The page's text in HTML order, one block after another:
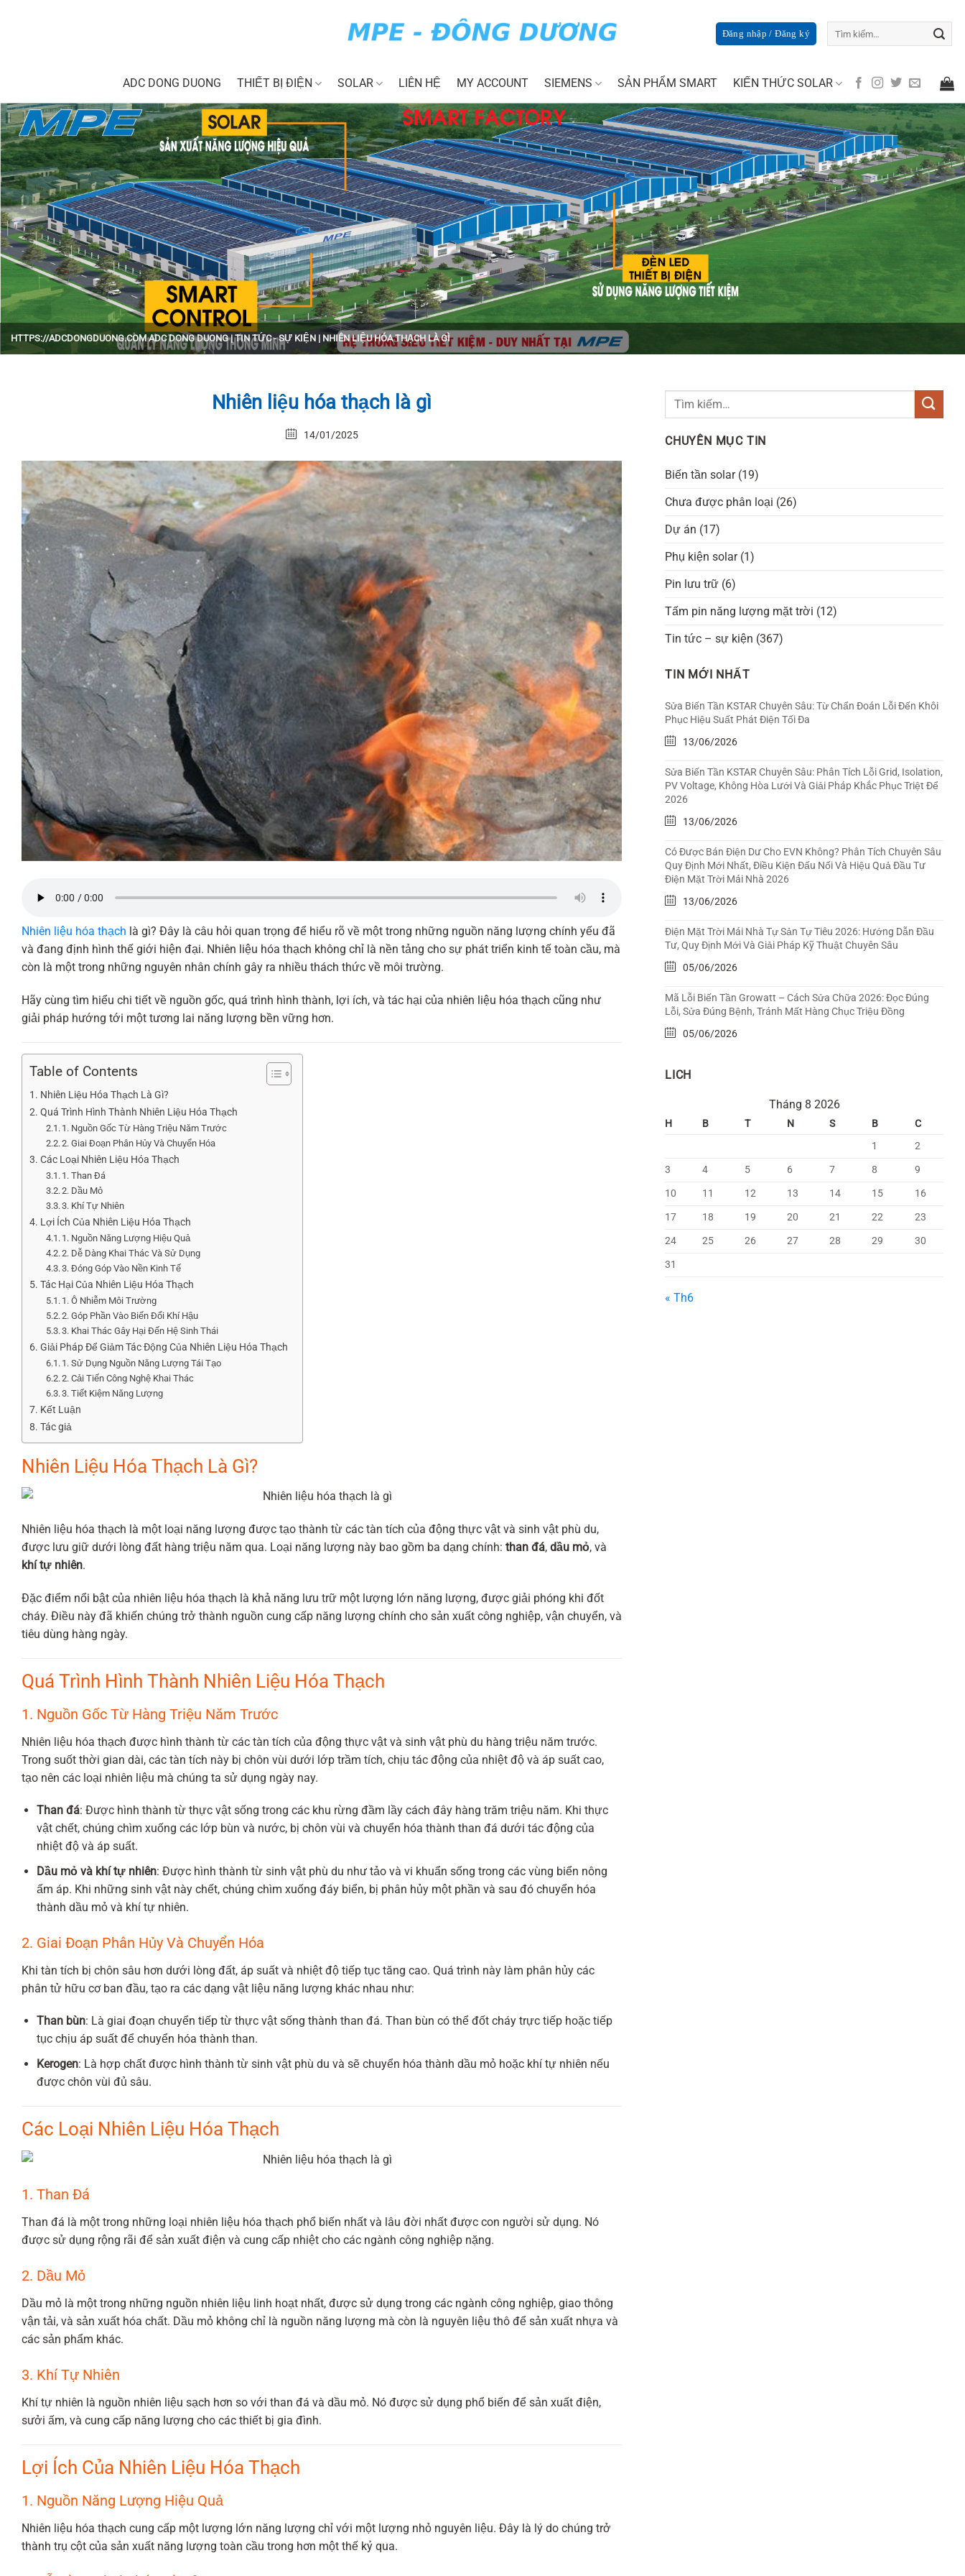
Đăng nhập / Đăng ký
ADC DONG DUONG THIẾT BỊ ĐIỆN SOLAR LIÊN HỆ MY ACCOUNT SIEMENS SẢN PHẨM SMART KIẾN THỨC SOLAR
HTTPS://ADCDONGDUONG.COM ADC DONG DUONG|TIN TỨC - SỰ KIỆN | NHIÊN LIỆU HÓA THẠCH LÀ GÌ
Nhiên liệu hóa thạch là gì
14/01/2025
Nhiên liệu hóa thạch là gì? Đây là câu hỏi quan trọng để hiểu rõ về một trong những nguồn năng lượng chính yếu đã
và đang định hình thế giới hiện đại. Nhiên liệu hóa thạch không chỉ là nền tảng cho sự phát triển kinh tế toàn cầu, mà
còn là một trong những nguyên nhân chính gây ra nhiều thách thức về môi trường.
Hãy cùng tìm hiểu chi tiết về nguồn gốc, quá trình hình thành, lợi ích, và tác hại của nhiên liệu hóa thạch cũng như
giải pháp hướng tới một tương lai năng lượng bền vững hơn.
Table of Contents
Nhiên Liệu Hóa Thạch Là Gì?
Quá Trình Hình Thành Nhiên Liệu Hóa Thạch
1. Nguồn Gốc Từ Hàng Triệu Năm Trước
2. Giai Đoạn Phân Hủy Và Chuyển Hóa
Các Loại Nhiên Liệu Hóa Thạch
1. Than Đá
2. Dầu Mỏ
3. Khí Tự Nhiên
Lợi Ích Của Nhiên Liệu Hóa Thạch
1. Nguồn Năng Lượng Hiệu Quả
2. Dễ Dàng Khai Thác Và Sử Dụng
3. Đóng Góp Vào Nền Kinh Tế
Tác Hại Của Nhiên Liệu Hóa Thạch
1. Ô Nhiễm Môi Trường
2. Góp Phần Vào Biến Đổi Khí Hậu
3. Khai Thác Gây Hại Đến Hệ Sinh Thái
Giải Pháp Để Giảm Tác Động Của Nhiên Liệu Hóa Thạch
1. Sử Dụng Nguồn Năng Lượng Tái Tạo
2. Cải Tiến Công Nghệ Khai Thác
3. Tiết Kiệm Năng Lượng
Kết Luận
Tác giả
Nhiên Liệu Hóa Thạch Là Gì?
Nhiên liệu hóa thạch là một loại năng lượng được tạo thành từ các tàn tích của động thực vật và sinh vật phù du,
được lưu giữ dưới lòng đất hàng triệu năm qua. Loại năng lượng này bao gồm ba dạng chính: than đá, dầu mỏ, và
khí tự nhiên.
Đặc điểm nổi bật của nhiên liệu hóa thạch là khả năng lưu trữ một lượng lớn năng lượng, được giải phóng khi đốt
cháy. Điều này đã khiến chúng trở thành nguồn cung cấp năng lượng chính cho sản xuất công nghiệp, vận chuyển, và
tiêu dùng hàng ngày.
Quá Trình Hình Thành Nhiên Liệu Hóa Thạch
1. Nguồn Gốc Từ Hàng Triệu Năm Trước
Nhiên liệu hóa thạch được hình thành từ các tàn tích của động thực vật và sinh vật phù du hàng triệu năm trước.
Trong suốt thời gian dài, các tàn tích này bị chôn vùi dưới lớp trầm tích, chịu tác động của nhiệt độ và áp suất cao,
tạo nên các loại nhiên liệu mà chúng ta sử dụng ngày nay.
Than đá: Được hình thành từ thực vật sống trong các khu rừng đầm lầy cách đây hàng trăm triệu năm. Khi thực
vật chết, chúng chìm xuống các lớp bùn và nước, bị chôn vùi và chuyển hóa thành than đá dưới tác động của
nhiệt độ và áp suất.
Dầu mỏ và khí tự nhiên: Được hình thành từ sinh vật phù du như tảo và vi khuẩn sống trong các vùng biển nông
ấm áp. Khi những sinh vật này chết, chúng chìm xuống đáy biển, bị phân hủy một phần và sau đó chuyển hóa
thành dầu mỏ và khí tự nhiên.
2. Giai Đoạn Phân Hủy Và Chuyển Hóa
Khi tàn tích bị chôn sâu hơn dưới lòng đất, áp suất và nhiệt độ tiếp tục tăng cao. Quá trình này làm phân hủy các
phân tử hữu cơ ban đầu, tạo ra các dạng vật liệu năng lượng khác nhau như:
Than bùn: Là giai đoạn chuyển tiếp từ thực vật sống thành than đá. Than bùn có thể đốt cháy trực tiếp hoặc tiếp
tục chịu áp suất để chuyển hóa thành than.
Kerogen: Là hợp chất được hình thành từ sinh vật phù du và sẽ chuyển hóa thành dầu mỏ hoặc khí tự nhiên nếu
được chôn vùi đủ sâu.
Các Loại Nhiên Liệu Hóa Thạch
1. Than Đá
Than đá là một trong những loại nhiên liệu hóa thạch phổ biến nhất và lâu đời nhất được con người sử dụng. Nó
được sử dụng rộng rãi để sản xuất điện và cung cấp nhiệt cho các ngành công nghiệp nặng.
2. Dầu Mỏ
Dầu mỏ là một trong những nguồn nhiên liệu linh hoạt nhất, được sử dụng trong các ngành công nghiệp, giao thông
vận tải, và sản xuất hóa chất. Dầu mỏ không chỉ là nguồn năng lượng mà còn là nguyên liệu thô để sản xuất nhựa và
các sản phẩm khác.
3. Khí Tự Nhiên
Khí tự nhiên là nguồn nhiên liệu sạch hơn so với than đá và dầu mỏ. Nó được sử dụng phổ biến để sản xuất điện,
sưởi ấm, và cung cấp năng lượng cho các thiết bị gia đình.
Lợi Ích Của Nhiên Liệu Hóa Thạch
1. Nguồn Năng Lượng Hiệu Quả
Nhiên liệu hóa thạch cung cấp một lượng lớn năng lượng chỉ với một lượng nhỏ nguyên liệu. Đây là lý do chúng trở
thành trụ cột của sản xuất năng lượng toàn cầu trong hơn một thế kỷ qua.
CHUYÊN MỤC TIN
Biến tần solar(19)
Chưa được phân loại (26)
Dự án (17)
Phụ kiện solar(1)
Pin lưu trữ (6)
Tấm pin năng lượng mặt trời (12)
Tin tức – sự kiện (367)
TIN MỚI NHẤT
Sửa Biến Tần KSTAR Chuyên Sâu: Từ Chẩn Đoán Lỗi Đến Khôi
Phục Hiệu Suất Phát Điện Tối Đa
13/06/2026
Sửa Biến Tần KSTAR Chuyên Sâu: Phân Tích Lỗi Grid, Isolation,
PV Voltage, Không Hòa Lưới Và Giải Pháp Khắc Phục Triệt Để
2026
13/06/2026
Có Được Bán Điện Dư Cho EVN Không? Phân Tích Chuyên Sâu
Quy Định Mới Nhất, Điều Kiện Đấu Nối Và Hiệu Quả Đầu Tư
Điện Mặt Trời Mái Nhà 2026
13/06/2026
Điện Mặt Trời Mái Nhà Tự Sản Tự Tiêu 2026: Hướng Dẫn Đầu
Tư, Quy Định Mới Và Giải Pháp Kỹ Thuật Chuyên Sâu
05/06/2026
Mã Lỗi Biến Tần Growatt – Cách Sửa Chữa 2026: Đọc Đúng
Lỗi, Sửa Đúng Bệnh, Tránh Mất Hàng Chục Triệu Đồng
05/06/2026
LICH
Tháng 8 2026
H B T N S B
C
1
2
3
4 5 6 7 8
9
10
11 12 13 14 15
16
17
18 19 20 21 22
23
24
25 26 27 28 29
30
31
« Th6